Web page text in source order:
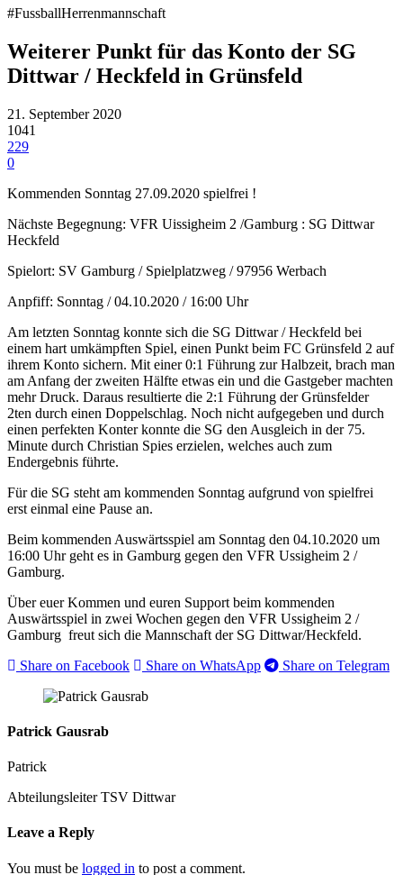
#FussballHerrenmannschaft
Weiterer Punkt für das Konto der SG
Dittwar / Heckfeld in Grünsfeld
21. September 2020
1041
229
0
Kommenden Sonntag 27.09.2020 spielfrei !
Nächste Begegnung: VFR Uissigheim 2 /Gamburg : SG Dittwar
Heckfeld
Spielort: SV Gamburg / Spielplatzweg / 97956 Werbach
Anpfiff: Sonntag / 04.10.2020 / 16:00 Uhr
Am letzten Sonntag konnte sich die SG Dittwar / Heckfeld bei
einem hart umkämpften Spiel, einen Punkt beim FC Grünsfeld 2 auf
ihrem Konto sichern. Mit einer 0:1 Führung zur Halbzeit, brach man
am Anfang der zweiten Hälfte etwas ein und die Gastgeber machten
mehr Druck. Daraus resultierte die 2:1 Führung der Grünsfelder
2ten durch einen Doppelschlag. Noch nicht aufgegeben und durch
einen perfekten Konter konnte die SG den Ausgleich in der 75.
Minute durch Christian Spies erzielen, welches auch zum
Endergebnis führte.
Für die SG steht am kommenden Sonntag aufgrund von spielfrei
erst einmal eine Pause an.
Beim kommenden Auswärtsspiel am Sonntag den 04.10.2020 um
16:00 Uhr geht es in Gamburg gegen den VFR Ussigheim 2 /
Gamburg.
Über euer Kommen und euren Support beim kommenden
Auswärtsspiel in zwei Wochen gegen den VFR Ussigheim 2 /
Gamburg freut sich die Mannschaft der SG Dittwar/Heckfeld.
Share on Facebook
Share on WhatsApp Share on Telegram
Patrick Gausrab
Patrick
Abteilungsleiter TSV Dittwar
Leave a Reply
You must be logged in to post a comment.